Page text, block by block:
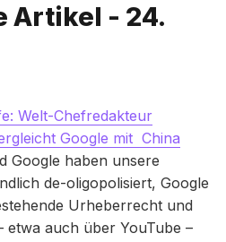
3 Zeichen ein
Artikel - 24.
Welt-Chefredakteur
Google mit China
Google haben unsere
de-oligopolisiert, Google
Urheberrecht und
etwa auch über YouTube –